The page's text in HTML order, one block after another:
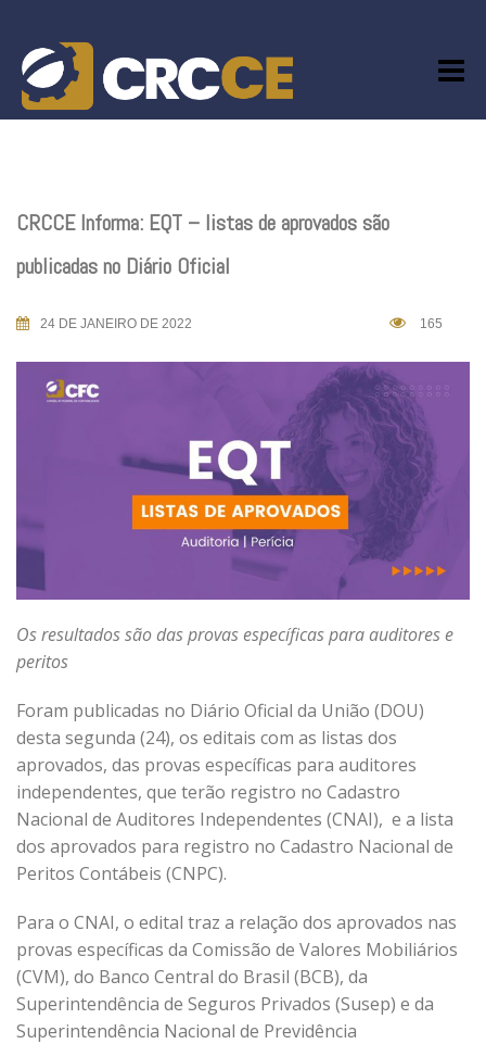
content
CRCCE Informa: EQT – listas de aprovados são
publicadas no Diário Oficial
24 DE JANEIRO DE 2022 165
Os resultados são das provas específicas para auditores e
peritos
Foram publicadas no Diário Oficial da União (DOU)
desta segunda (24), os editais com as listas dos
aprovados, das provas específicas para auditores
independentes, que terão registro no Cadastro
Nacional de Auditores Independentes (CNAI), e a lista
dos aprovados para registro no Cadastro Nacional de
Peritos Contábeis (CNPC).
Para o CNAI, o edital traz a relação dos aprovados nas
provas específicas da Comissão de Valores Mobiliários
(CVM), do Banco Central do Brasil (BCB), da
Superintendência de Seguros Privados (Susep) e da
Superintendência Nacional de Previdência